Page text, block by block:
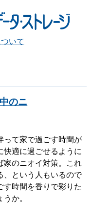
いて
のニ
って家で過ごす時間が
快適に過ごせるように
家のニオイ対策。これ
、という人もいるので
す時間を香りで彩りた
か。